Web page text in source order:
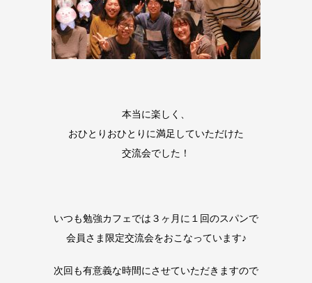
本当に楽しく、
おひとりおひとりに満足していただけた
交流会でした！
いつも勉強カフェでは３ヶ月に１回のスパンで
会員さま限定交流会をおこなっています♪
次回も有意義な時間にさせていただきますので